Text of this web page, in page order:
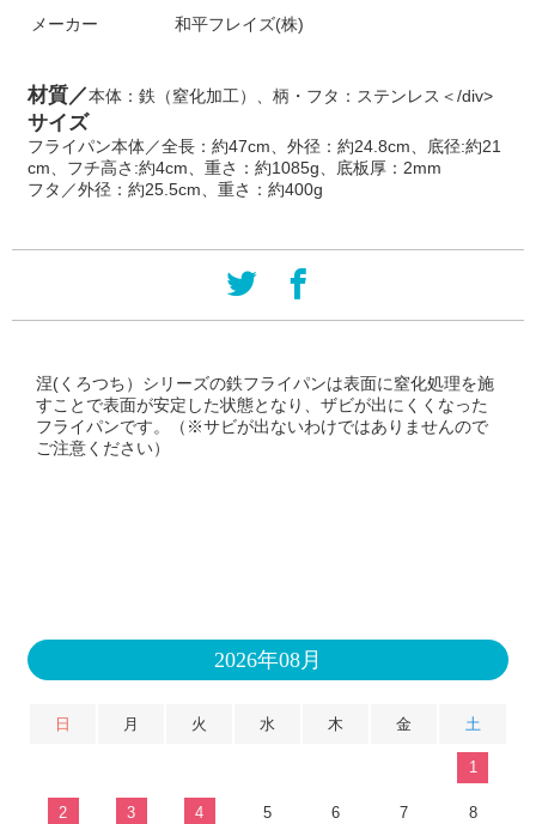
メーカー 和平フレイズ(株)
材質／本体：鉄（窒化加工）、柄・フタ：ステンレス＜/div>
サイズ
フライパン本体／全長：約47cm、外径：約24.8cm、底径:約21
cm、フチ高さ:約4cm、重さ：約1085g、底板厚：2mm
フタ／外径：約25.5cm、重さ：約400g
涅(くろつち）シリーズの鉄フライパンは表面に窒化処理を施
すことで表面が安定した状態となり、ザビが出にくくなった
フライパンです。（※サビが出ないわけではありませんので
ご注意ください）
2026年08月
日 月 火 水 木 金 土
1
2 3 4 5 6 7 8